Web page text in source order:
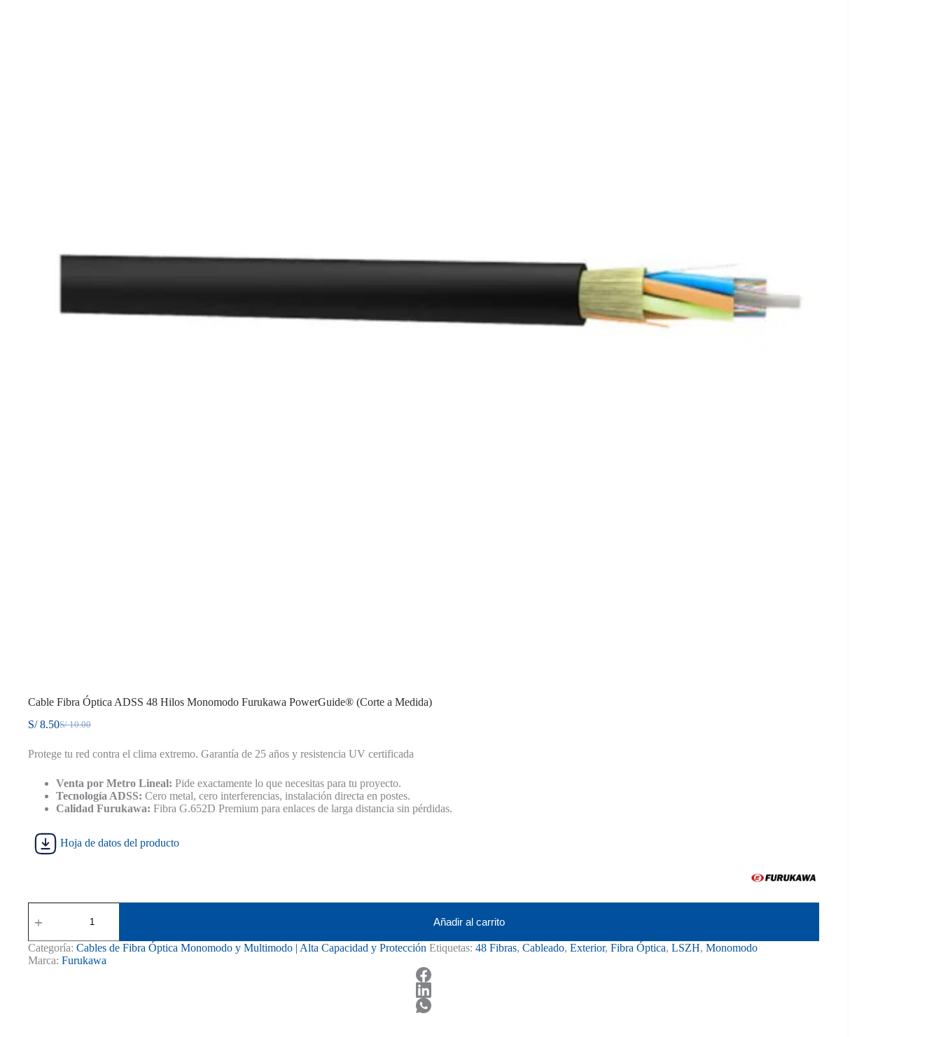
Cable Fibra Óptica ADSS 48 Hilos Monomodo Furukawa PowerGuide® (Corte a Medida)
S/10.00
El
original
S/ 10.00.
S/8.50El
actual
S/ 8.50.
Protege tu red contra el clima extremo. Garantía de 25 años y resistencia UV certificada
Venta por Metro Lineal: Pide exactamente lo que necesitas para tu proyecto.
Tecnología ADSS: Cero metal, cero interferencias, instalación directa en postes.
Calidad Furukawa: Fibra G.652D Premium para enlaces de larga distancia sin pérdidas.
Hoja de datos del producto
Fibra
ADSS
48
Hilos
Añadir al carrito
Categoría: Cables de Fibra Óptica Monomodo y Multimodo | Alta Capacidad y Protección Etiquetas: 48 Fibras, Cableado, Exterior, Fibra Óptica, LSZH, Monomodo
Marca: Furukawa